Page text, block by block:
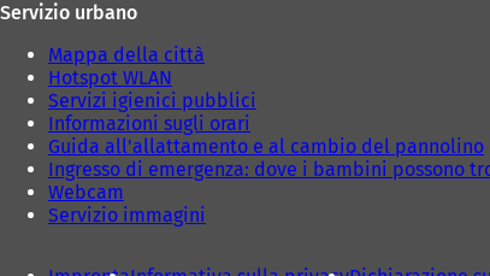
Servizio urbano
Mappa della città
Hotspot WLAN
Servizi igienici pubblici
Informazioni sugli orari
Guida all'allattamento e al cambio del pannolino
Ingresso di emergenza: dove i bambini possono
Webcam
Servizio immagini